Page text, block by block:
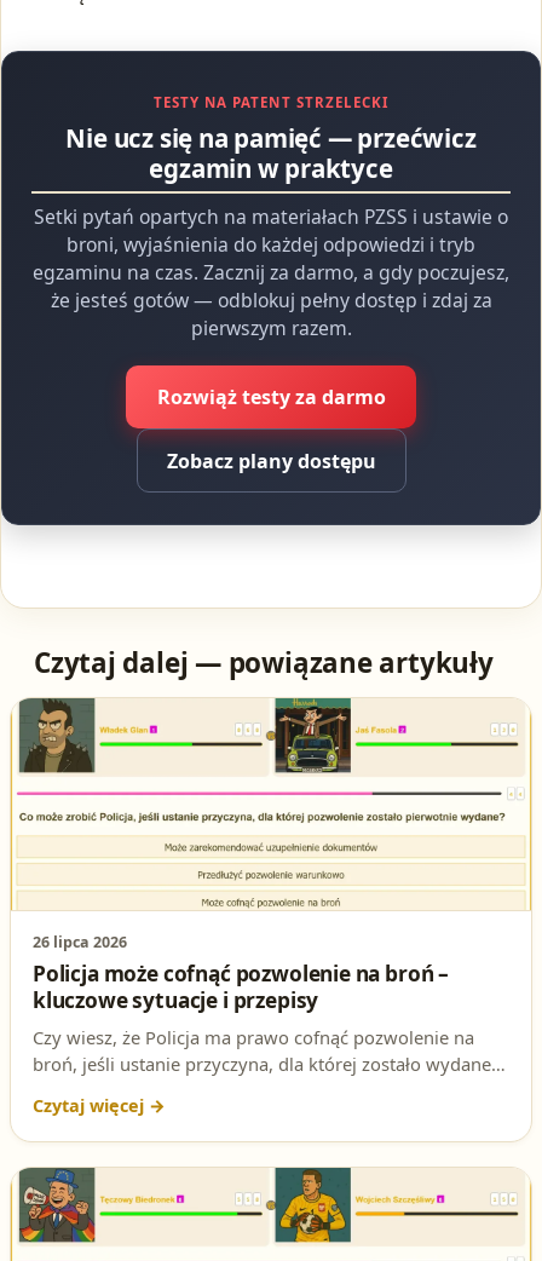
TESTY NA PATENT STRZELECKI
Nie ucz się na pamięć — przećwicz
egzamin w praktyce
Setki pytań opartych na materiałach PZSS i ustawie o
broni, wyjaśnienia do każdej odpowiedzi i tryb
egzaminu na czas. Zacznij za darmo, a gdy poczujesz,
że jesteś gotów — odblokuj pełny dostęp i zdaj za
pierwszym razem.
Rozwiąż testy za darmo
Zobacz plany dostępu
Czytaj dalej — powiązane artykuły
26 lipca 2026
Policja może cofnąć pozwolenie na broń –
kluczowe sytuacje i przepisy
Czy wiesz, że Policja ma prawo cofnąć pozwolenie na
broń, jeśli ustanie przyczyna, dla której zostało wydane?
posiadacze broni. W tym artykule wyjaśniamy, kiedy
może dojść do takiej sytuacji i jakie są konsekwencje.